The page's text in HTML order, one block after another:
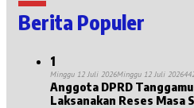
Berita Populer
1
Minggu 12 Juli 2026Minggu 12 Juli 2026
Anggota DPRD Tanggamus Fraksi PKB Nuzul Irsan
Laksanakan